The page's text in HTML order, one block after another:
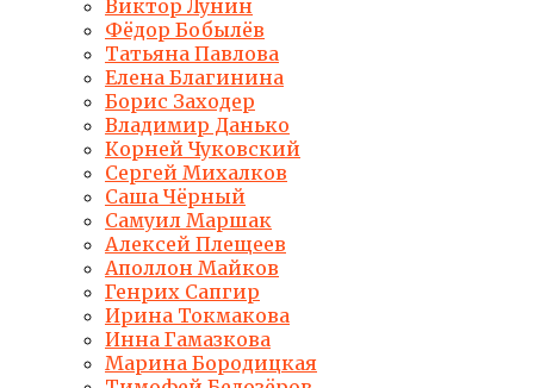
Виктор Лунин
Фёдор Бобылёв
Татьяна Павлова
Елена Благинина
Борис Заходер
Владимир Данько
Корней Чуковский
Сергей Михалков
Саша Чёрный
Самуил Маршак
Алексей Плещеев
Аполлон Майков
Генрих Сапгир
Ирина Токмакова
Инна Гамазкова
Марина Бородицкая